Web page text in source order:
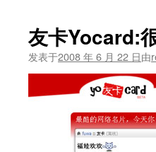
友卡Yocard:
发表于2008 年 6 月 22 日由